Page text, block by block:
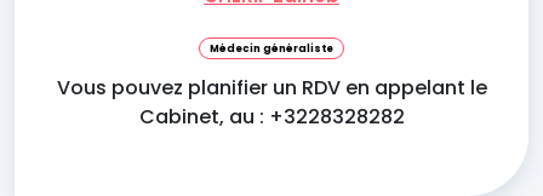
Médecin généraliste
Vous pouvez planifier un RDV en appelant le
Cabinet, au : +3228328282